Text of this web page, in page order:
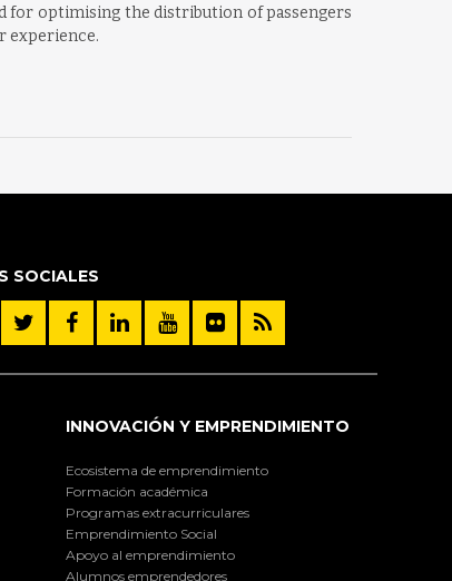
for optimising the distribution of passengers
experience.
SOCIALES
INNOVACIÓN Y EMPRENDIMIENTO
Ecosistema de emprendimiento
Formación académica
Programas extracurriculares
Emprendimiento Social
Apoyo al emprendimiento
Alumnos emprendedores